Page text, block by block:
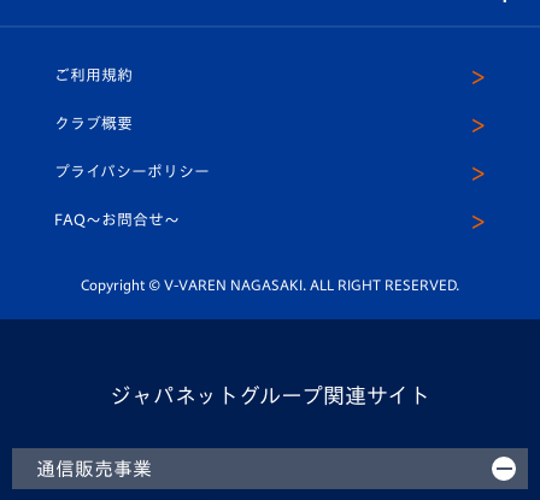
ホームタウン
平和祈念活動
ホームタウン活動
U-18
スクール
ヴィヴィくんインスタグラム
公式LINE＠
ご利用規約
クラブ概要
プライバシーポリシー
FAQ〜お問合せ〜
Copyright © V-VAREN NAGASAKI. ALL RIGHT RESERVED.
ジャパネットグループ関連サイト
通信販売事業